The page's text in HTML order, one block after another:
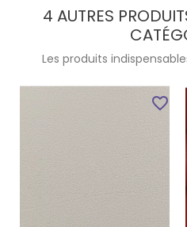
4 AUTRES
Les produits
favorite_border